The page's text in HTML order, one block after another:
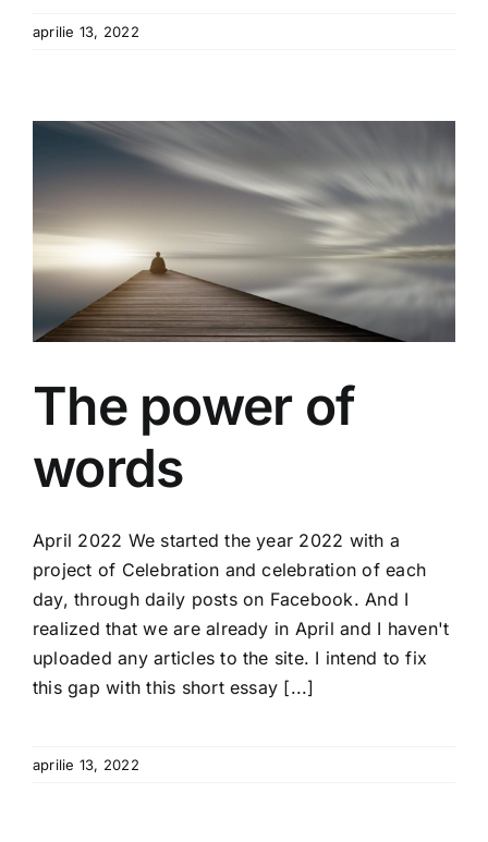
aprilie 13, 2022
The power of
words
April 2022 We started the year 2022 with a
project of Celebration and celebration of each
day, through daily posts on Facebook. And I
realized that we are already in April and I haven't
uploaded any articles to the site. I intend to fix
this gap with this short essay [...]
aprilie 13, 2022